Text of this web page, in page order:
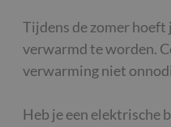
Tijdens de zomer
verwarmd te worden.
verwarming niet
Heb je een elektrische